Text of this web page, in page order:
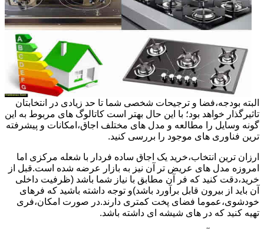
البته بودجه،فضا و ترجیحات شخصی شما تا حد زیادی در انتخابتان
تاثیرگذار خواهد بود؛ با این حال بهتر است کاتالوگ های مربوط به این
گونه وسایل را مطالعه و مدل های مختلف اجاق،امکانات و پیشرفته
ترین فناوری های موجود را بررسی کنید.
ارزان ترین انتخاب،خرید یک اجاق ساده فردار با شعله مرکزی اما
امروزه مدل های عریض تر آن نیز به بازار عرضه شده است.قبل از
خرید،دقت کنید که فر آن مطابق با نیاز شما باشد (ظرفیت داخلی
آن باید از بیرون قابل برآورد باشد)و توجه داشته باشید که فرهای
خودشوی،عموما فضای پخت کمتری دارند.در صورت امکان،فری
تهیه کنید که در های شیشه ای داشته باشد.